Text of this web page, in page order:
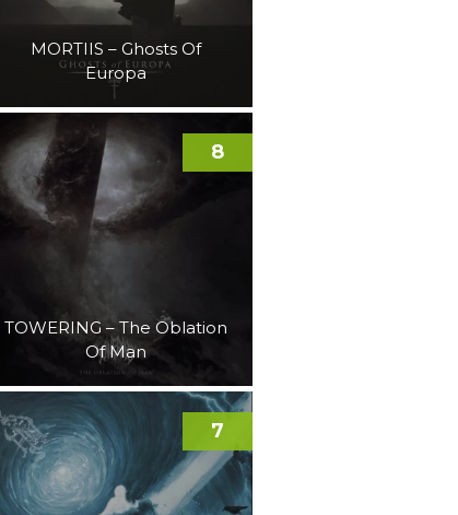
MORTIIS – Ghosts Of
Europa
TOWERING – The Oblation
Of Man
8
7